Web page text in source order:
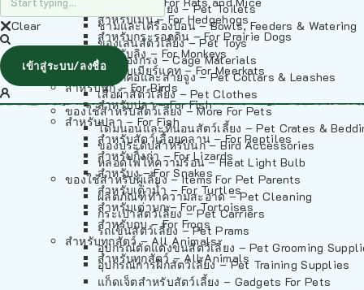
ห้องน้ำสัตว์เลี้ยง – Pet Toilets
ชามและเครื่องป้อน – Bowls, Feeders & Watering
ของเล่นสัตว์เลี้ยง – Pet Toys
วัสดุรองกรง – Cage Materials
ปลอกคอและสายจูง – Pet Collars & Leashes
เสื้อผ้าสัตว์เลี้ยง – Pet Clothes
ของใช้สำหรับสัตว์เลี้ยง – More For Pets
โดมนอนและที่นอนสัตว์เลี้ยง – Pet Crates &
ของประดับสำหรับนก – Bird Accessories
หลอดไฟให้ความร้อน – Heat Light Bulb
ของใช้สำหรับผู้เลี้ยง – Items For Pet Parents
ผลิตภัณฑ์ทำความสะอาด – Pet Cleaning
กระเป๋าสัตว์เลี้ยง – Pet Carriers
รถเข็นสัตว์เลี้ยง – Pet Prams
อุปกรณ์ตัดแต่งขนสัตว์เลี้ยง – Pet Grooming
อุปกรณ์การฝึกสัตว์เลี้ยง – Pet Training Supplies
แก็ดเจ็ตสำหรับสัตว์เลี้ยง – Gadgets For Pets
สำหรับเม่น – For Hedgehogs
สำหรับกระรอกดิน – For Prairie Dogs
สำหรับลิง – For Monkeys
สำหรับเมียร์แคท – For Meerkats
สำหรับนก – For Birds
สำหรับปลา – For Fish
สำหรับปลา – For Fish
สำหรับสัตว์เลื้อยคลาน – For Reptiles
สำหรับกิ้งก่า – For Lizards
สำหรับงู – For Snakes
สำหรับเต่าน้ำ – For Turtles
สำหรับเต่าบก – For Tortoises
สำหรับกบ – For Frogs
สำหรับทุกสัตว์ – All Animals
สำหรับทุกสัตว์ – All Animals
Clear
เข้าสู่ระบบ/ลงชื่อ